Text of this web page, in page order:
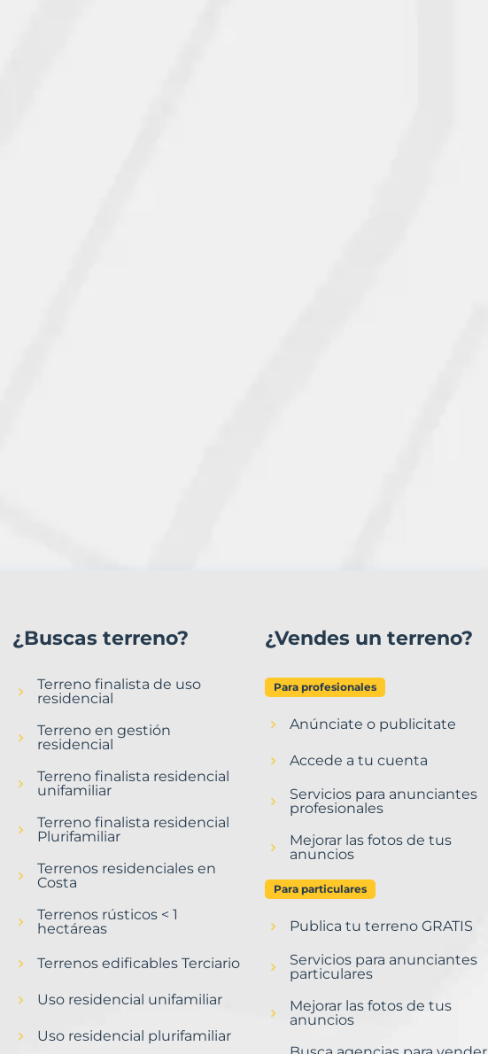
¿Buscas terreno?
Terreno finalista de uso
residencial
Terreno en gestión
residencial
Terreno finalista residencial
unifamiliar
Terreno finalista residencial
Plurifamiliar
Terrenos residenciales en
Costa
Terrenos rústicos < 1
hectáreas
Terrenos edificables Terciario
Uso residencial unifamiliar
Uso residencial plurifamiliar
¿Vendes un terreno?
Para profesionales
Anúnciate o publicitate
Accede a tu cuenta
Servicios para anunciantes
profesionales
Mejorar las fotos de tus
anuncios
Para particulares
Publica tu terreno GRATIS
Servicios para anunciantes
particulares
Mejorar las fotos de tus
anuncios